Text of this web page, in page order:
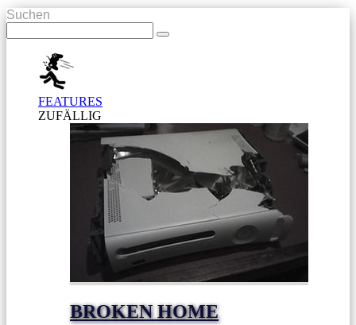
Suchen
FEATURES
ZUFÄLLIG
BROKEN HOME